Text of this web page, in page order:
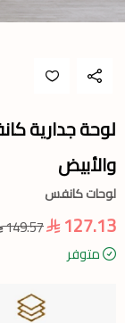
لوحة جدارية
والأبيض
لوحات كانفس
127.13
149.57
متوفر